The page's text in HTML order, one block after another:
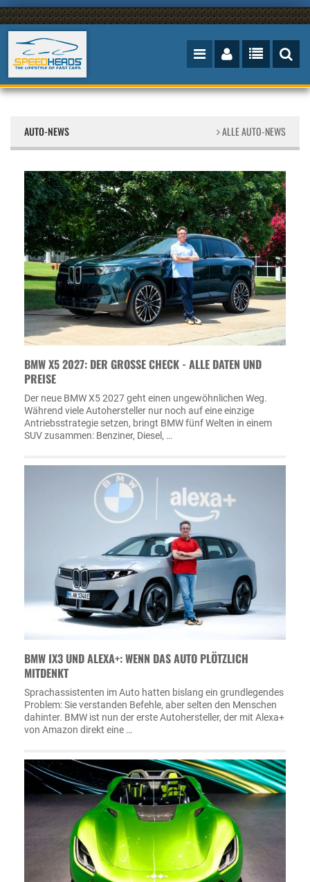
AUTO-NEWS ALLE AUTO-NEWS
BMW X5 2027: DER GROSSE CHECK - ALLE DATEN UND P
REISE
Der neue BMW X5 2027 geht einen ungewöhnlichen Weg.
Während viele Autohersteller nur noch auf eine einzige
Antriebsstrategie setzen, bringt BMW fünf Welten in einem
SUV zusammen: Benziner, Diesel, …
BMW IX3 UND ALEXA+: WENN DAS AUTO PLÖTZLICH
MITDENKT
Sprachassistenten im Auto hatten bislang ein grundlegendes
Problem: Sie verstanden Befehle, aber selten den Menschen
dahinter. BMW ist nun der erste Autohersteller, der mit Alexa+
von Amazon direkt eine …